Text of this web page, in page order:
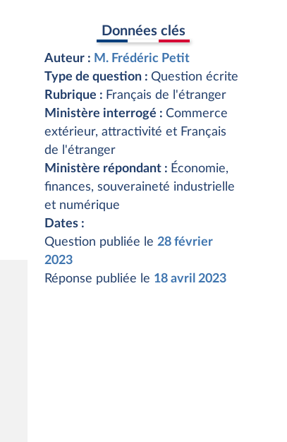
Données clés
Auteur : M. Frédéric Petit
Type de question : Question écrite
Rubrique : Français de l'étranger
Ministère interrogé : Commerce
extérieur, attractivité et Français
de l'étranger
Ministère répondant : Économie,
finances, souveraineté industrielle
et numérique
Dates :
Question publiée le 28 février
2023
Réponse publiée le 18 avril 2023